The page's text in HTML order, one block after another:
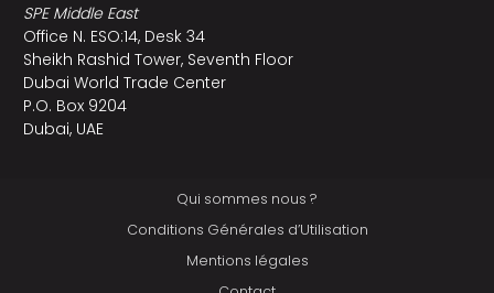
SPE Middle East
Office N. ESO:14, Desk 34
Sheikh Rashid Tower, Seventh Floor
Dubai World Trade Center
P.O. Box 9204
Dubai, UAE
Qui sommes nous ?
Conditions Générales d’Utilisation
Mentions légales